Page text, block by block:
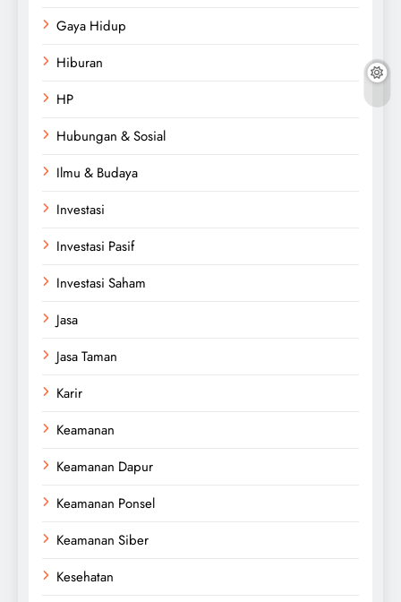
Gaya Hidup
Hiburan
HP
Hubungan & Sosial
Ilmu & Budaya
Investasi
Investasi Pasif
Investasi Saham
Jasa
Jasa Taman
Karir
Keamanan
Keamanan Dapur
Keamanan Ponsel
Keamanan Siber
Kesehatan